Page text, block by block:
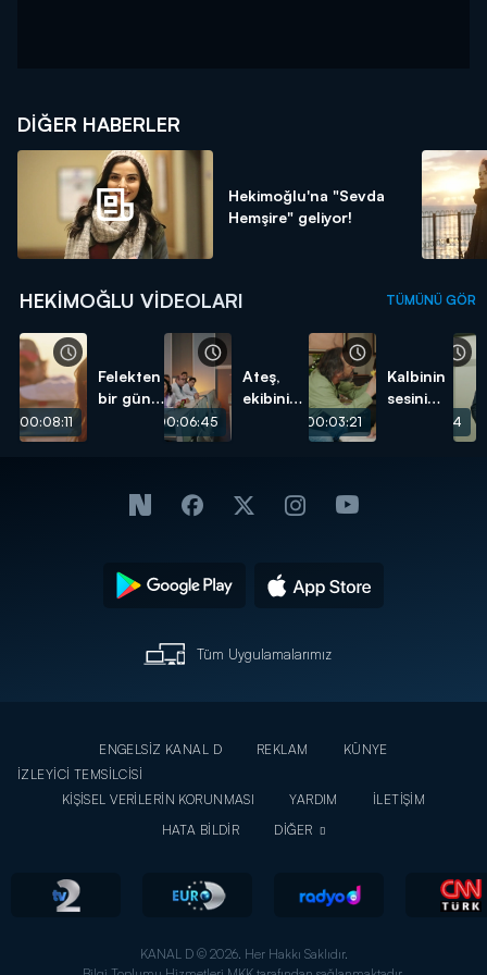
DIĞER HABERLER
Hekimoğlu'na "Sevda
Hemşire" geliyor!
HEKIMOĞLU VIDEOLARI TÜMÜNÜ GÖR
00:08:11
Felekten
bir gün
00:06:45
Ateş,
ekibini
00:03:21
Kalbinin
sesini
00:06:34
Tüm Uygulamalarımız
ENGELSİZ KANAL D REKLAM
KÜNYE
İZLEYİCİ TEMSİLCİSİ
KİŞİSEL VERİLERİN KORUNMASI
YARDIM
İLETİŞİM
HATA BİLDİR
DİĞER
KANAL D © 2026. Her Hakkı Saklıdır.